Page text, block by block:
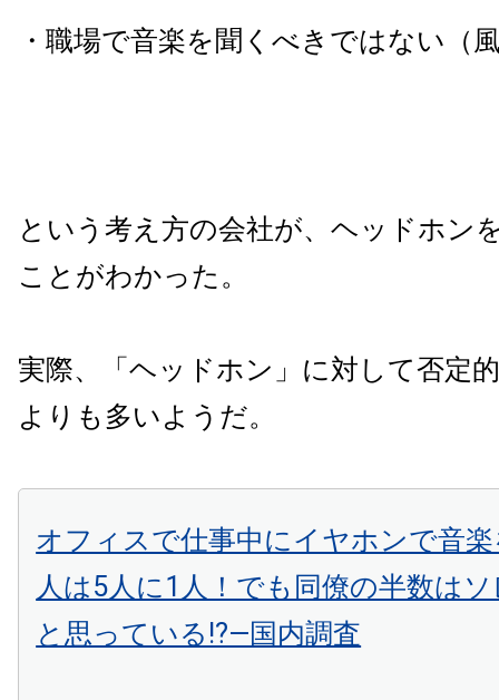
・職場で音楽を聞くべきではない（
という考え方の会社が、ヘッドホン
ことがわかった。
実際、「ヘッドホン」に対して否定
よりも多いようだ。
オフィスで仕事中にイヤホンで音
人は5人に1人！でも同僚の半数は
と思っている!?―国内調査